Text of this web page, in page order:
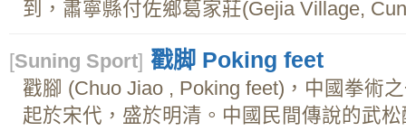
到，肅寧縣付佐鄉葛家莊(Gejia Village,
[Suning Sport] 戳脚 Poking feet
戳腳 (Chuo Jiao , Poking feet)，中國拳術
起於宋代，盛於明清。中國民間傳說的武